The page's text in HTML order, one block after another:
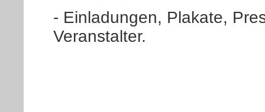
- Einladungen, Plakate,
Veranstalter.